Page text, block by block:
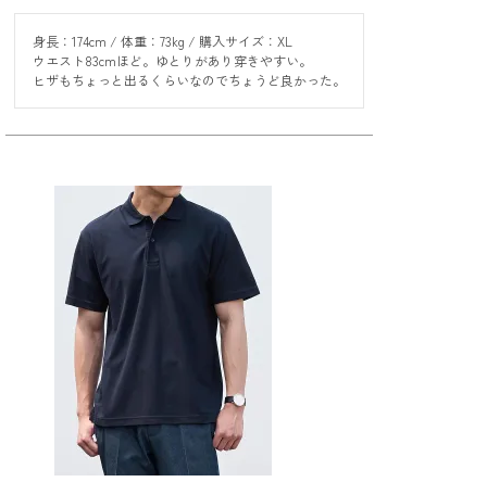
身長：174cm / 体重：73kg / 購入サイズ：XL
ウエスト83cmほど。ゆとりがあり穿きやすい。
ヒザもちょっと出るくらいなのでちょうど良かった。